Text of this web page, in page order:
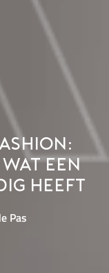
een
heeft
Pas